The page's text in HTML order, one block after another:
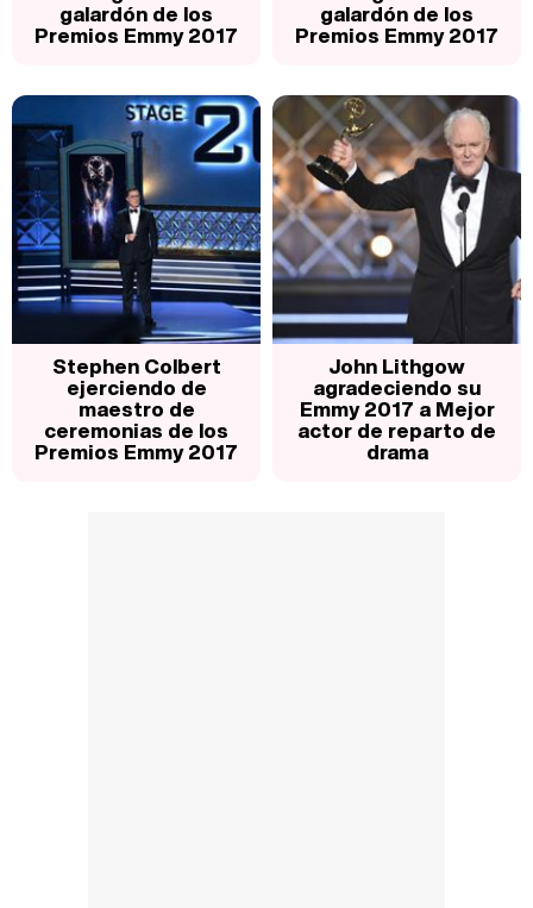
galardón de los
Premios Emmy 2017
galardón de los
Premios Emmy 2017
Stephen Colbert
ejerciendo de
maestro de
ceremonias de los
Premios Emmy 2017
John Lithgow
agradeciendo su
Emmy 2017 a Mejor
actor de reparto de
drama